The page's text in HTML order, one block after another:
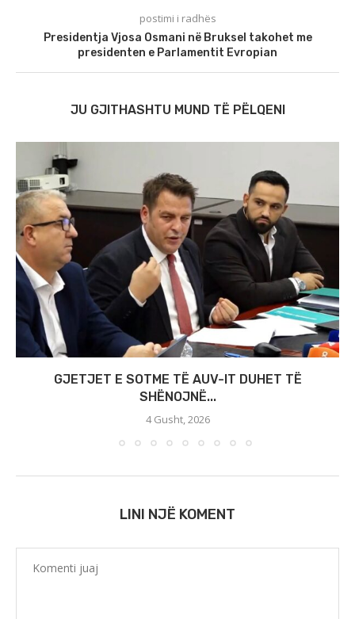
postimi i radhës
Presidentja Vjosa Osmani në Bruksel takohet me
presidenten e Parlamentit Evropian
JU GJITHASHTU MUND TË PËLQENI
GJETJET E SOTME TË AUV-IT DUHET TË
SHËNOJNË...
4 Gusht, 2026
LINI NJË KOMENT